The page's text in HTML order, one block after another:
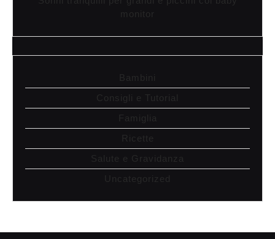
monitor
Bambini
Consigli e Tutorial
Famiglia
Ricette
Salute e Gravidanza
Uncategorized